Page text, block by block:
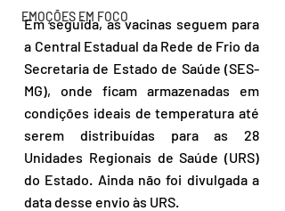
EMOÇÕES EM FOCO
Em seguida, as vacinas seguem para
a Central Estadual da Rede de Frio da
Secretaria de Estado de Saúde (SES-
MG), onde ficam armazenadas em
condições ideais de temperatura até
serem distribuídas para as 28
Unidades Regionais de Saúde (URS)
do Estado. Ainda não foi divulgada a
data desse envio às URS.